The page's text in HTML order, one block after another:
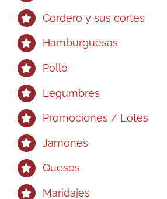
Cordero y sus cortes
Hamburguesas
Pollo
Legumbres
Promociones / Lotes
Jamones
Quesos
Maridajes